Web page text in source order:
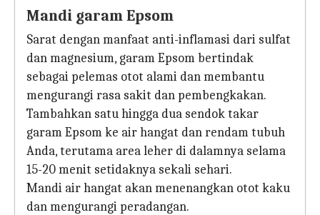
Mandi garam Epsom
Sarat dengan manfaat anti-inflamasi dari sulfat
dan magnesium, garam Epsom bertindak
sebagai pelemas otot alami dan membantu
mengurangi rasa sakit dan pembengkakan.
Tambahkan satu hingga dua sendok takar
garam Epsom ke air hangat dan rendam tubuh
Anda, terutama area leher di dalamnya selama
15-20 menit setidaknya sekali sehari.
Mandi air hangat akan menenangkan otot kaku
dan mengurangi peradangan.